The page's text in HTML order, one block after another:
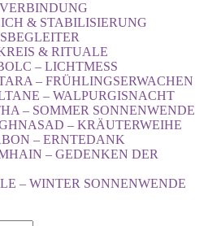
& STABILISIERUNG
& RITUALE
– LICHTMESS
– FRÜHLINGSERWACHEN
– WALPURGISNACHT
– SOMMER SONNENWENDE
– KRÄUTERWEIHE
– ERNTEDANK
– GEDENKEN DER
– WINTER SONNENWENDE